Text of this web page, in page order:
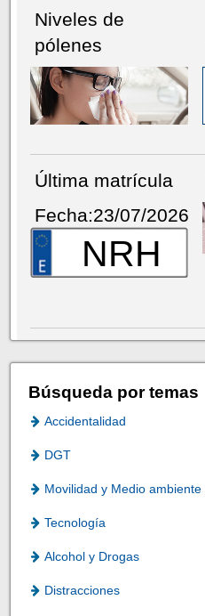
Niveles de
pólenes
Última matrícula
Fecha:23/07/2026
NRH
Búsqueda por temas
Accidentalidad
DGT
Movilidad y Medio ambiente
Tecnología
Alcohol y Drogas
Distracciones